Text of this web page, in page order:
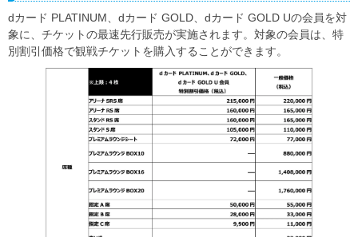
dカード PLATINUM、dカード GOLD、dカード GOLD Uの会員を対
象に、チケットの最速先行販売が実施されます。対象の会員は、特
別割引価格で観戦チケットを購入することができます。